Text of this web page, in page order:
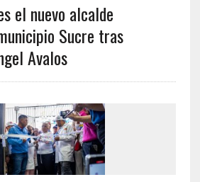
el nuevo alcalde
Sucre tras
Avalos